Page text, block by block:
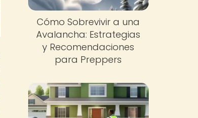
Cómo Sobrevivir a una
Avalancha: Estrategias
y Recomendaciones
para Preppers